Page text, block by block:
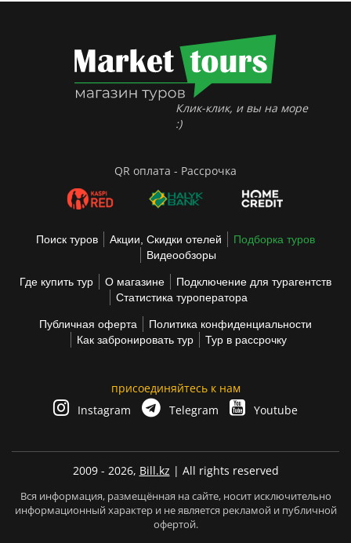
Клик-клик, и вы на море
:)
QR оплата - Рассрочка
Поиск туров Акции, Скидки отелей
Подборка туров
Видеообзоры
Где купить тур О магазине
Подключение для турагентств
Статистика туроператора
Публичная оферта
Политика конфиденциальности
Как забронировать тур
Тур в рассрочку
присоединяйтесь к нам
Instagram
Telegram Youtube
2009 - 2026, Bill.kz | All rights reserved
Вся информация, размещённая на сайте, носит исключительно
информационный характер и не является рекламой и публичной
офертой.